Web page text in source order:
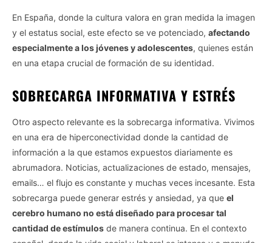
En España, donde la cultura valora en gran medida la imagen
y el estatus social, este efecto se ve potenciado, afectando
especialmente a los jóvenes y adolescentes, quienes están
en una etapa crucial de formación de su identidad.
SOBRECARGA INFORMATIVA Y ESTRÉS
Otro aspecto relevante es la sobrecarga informativa. Vivimos
en una era de hiperconectividad donde la cantidad de
información a la que estamos expuestos diariamente es
abrumadora. Noticias, actualizaciones de estado, mensajes,
emails… el flujo es constante y muchas veces incesante. Esta
sobrecarga puede generar estrés y ansiedad, ya que el
cerebro humano no está diseñado para procesar tal
cantidad de estímulos de manera continua. En el contexto